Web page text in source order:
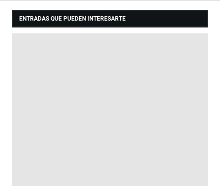
ENTRADAS QUE PUEDEN INTERESARTE